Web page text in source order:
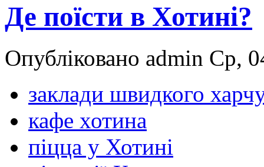
Де поїсти в Хотині?
Опубліковано admin Ср,
заклади швидкого
кафе хотина
піцца у Хотині